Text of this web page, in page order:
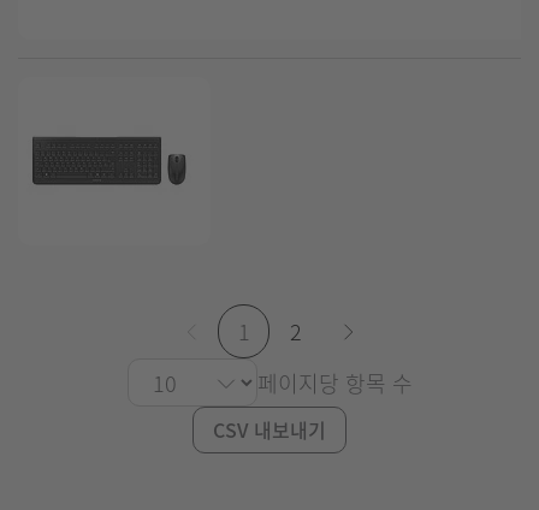
1
2
페이지당 항목 수
CSV 내보내기